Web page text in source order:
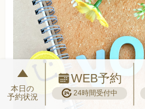
本日の
予約状況
WEB予約
24時間受付中